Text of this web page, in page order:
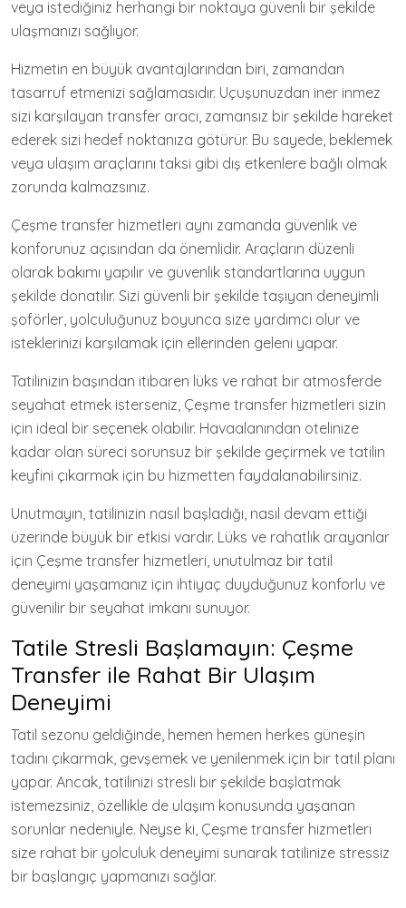
veya istediğiniz herhangi bir noktaya güvenli bir şekilde
ulaşmanızı sağlıyor.
Hizmetin en büyük avantajlarından biri, zamandan
tasarruf etmenizi sağlamasıdır. Uçuşunuzdan iner inmez
sizi karşılayan transfer aracı, zamansız bir şekilde hareket
ederek sizi hedef noktanıza götürür. Bu sayede, beklemek
veya ulaşım araçlarını taksi gibi dış etkenlere bağlı olmak
zorunda kalmazsınız.
Çeşme transfer hizmetleri aynı zamanda güvenlik ve
konforunuz açısından da önemlidir. Araçların düzenli
olarak bakımı yapılır ve güvenlik standartlarına uygun
şekilde donatılır. Sizi güvenli bir şekilde taşıyan deneyimli
şoförler, yolculuğunuz boyunca size yardımcı olur ve
isteklerinizi karşılamak için ellerinden geleni yapar.
Tatilinizin başından itibaren lüks ve rahat bir atmosferde
seyahat etmek isterseniz, Çeşme transfer hizmetleri sizin
için ideal bir seçenek olabilir. Havaalanından otelinize
kadar olan süreci sorunsuz bir şekilde geçirmek ve tatilin
keyfini çıkarmak için bu hizmetten faydalanabilirsiniz.
Unutmayın, tatilinizin nasıl başladığı, nasıl devam ettiği
üzerinde büyük bir etkisi vardır. Lüks ve rahatlık arayanlar
için Çeşme transfer hizmetleri, unutulmaz bir tatil
deneyimi yaşamanız için ihtiyaç duyduğunuz konforlu ve
güvenilir bir seyahat imkanı sunuyor.
Tatile Stresli Başlamayın: Çeşme
Transfer ile Rahat Bir Ulaşım
Deneyimi
Tatil sezonu geldiğinde, hemen hemen herkes güneşin
tadını çıkarmak, gevşemek ve yenilenmek için bir tatil planı
yapar. Ancak, tatilinizi stresli bir şekilde başlatmak
istemezsiniz, özellikle de ulaşım konusunda yaşanan
sorunlar nedeniyle. Neyse ki, Çeşme transfer hizmetleri
size rahat bir yolculuk deneyimi sunarak tatilinize stressiz
bir başlangıç yapmanızı sağlar.